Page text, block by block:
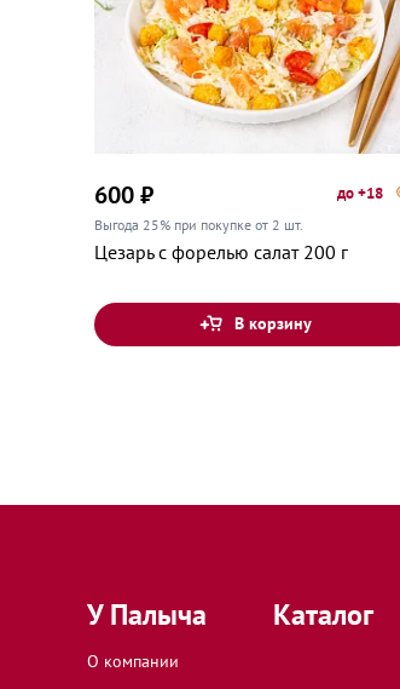
Подольск, Московская
Подольск, Московская
13
Подольск, Московская
Тверь, Тверская область,
600 ₽ до +18
Выгода 25% при покупке от 2 шт.
Цезарь с форелью салат 200 г
В корзину
У Палыча
О компании
Каталог